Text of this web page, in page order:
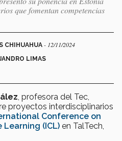
que fomentan competencias
CHIHUAHUA - 12/11/2024
LIMAS
, profesora del Tec,
proyectos interdisciplinarios
Conference on
(ICL) en TalTech,